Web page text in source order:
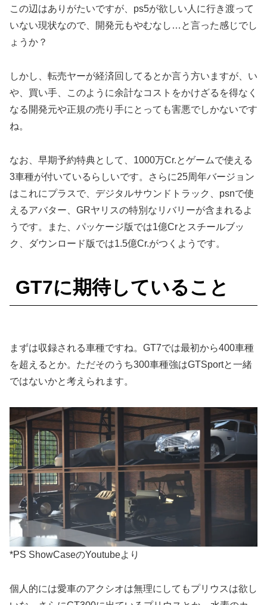
この辺はありがたいですが、ps5が欲しい人に行き渡って
いない現状なので、開発元もやむなし…と言った感じでし
ょうか？
しかし、転売ヤーが経済回してるとか言う方いますが、い
や、買い手、このように余計なコストをかけざるを得なく
なる開発元や正規の売り手にとっても害悪でしかないです
ね。
なお、早期予約特典として、1000万Cr.とゲームで使える
3車種が付いているらしいです。さらに25周年バージョン
はこれにプラスで、デジタルサウンドトラック、psnで使
えるアバター、GRヤリスの特別なリバリーが含まれるよ
うです。また、パッケージ版では1億Crとスチールブッ
ク、ダウンロード版では1.5億Cr.がつくようです。
GT7に期待していること
まずは収録される車種ですね。GT7では最初から400車種
を超えるとか。ただそのうち300車種強はGTSportと一緒
ではないかと考えられます。
*PS ShowCaseのYoutubeより
個人的には愛車のアクシオは無理にしてもプリウスは欲し